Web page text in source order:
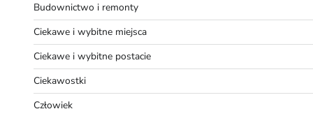
Budownictwo i remonty
Ciekawe i wybitne miejsca
Ciekawe i wybitne postacie
Ciekawostki
Człowiek